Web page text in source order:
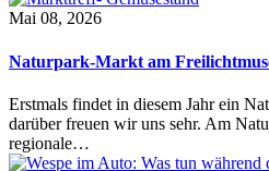
Mai 08, 2026
Naturpark-Markt am
Erstmals findet in diesem Jahr ein
darüber freuen wir uns sehr. Am
regionale…